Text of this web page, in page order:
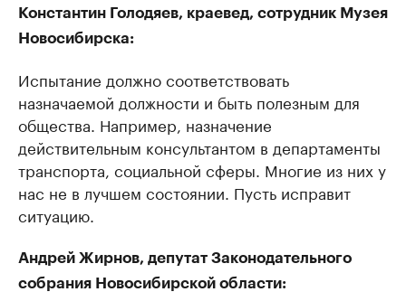
Константин Голодяев, краевед, сотрудник Музея
Новосибирска:
Испытание должно соответствовать
назначаемой должности и быть полезным для
общества. Например, назначение
действительным консультантом в департаменты
транспорта, социальной сферы. Многие из них у
нас не в лучшем состоянии. Пусть исправит
ситуацию.
Андрей Жирнов, депутат Законодательного
собрания Новосибирской области: